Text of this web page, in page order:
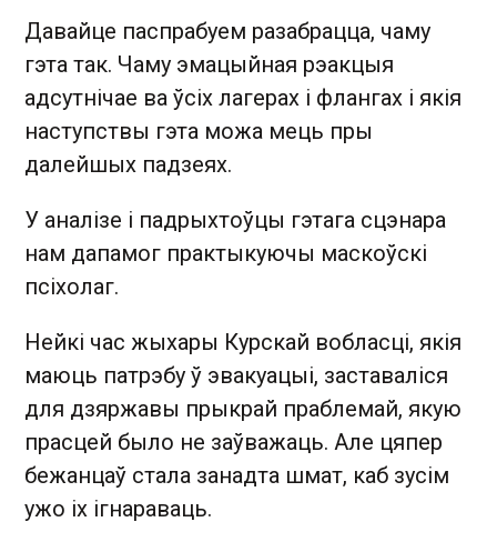
Давайце паспрабуем разабрацца, чаму
гэта так. Чаму эмацыйная рэакцыя
адсутнічае ва ўсіх лагерах і флангах і якія
наступствы гэта можа мець пры
далейшых падзеях.
У аналізе і падрыхтоўцы гэтага сцэнара
нам дапамог практыкуючы маскоўскі
псіхолаг.
Нейкі час жыхары Курскай вобласці, якія
маюць патрэбу ў эвакуацыі, заставаліся
для дзяржавы прыкрай праблемай, якую
прасцей было не заўважаць. Але цяпер
бежанцаў стала занадта шмат, каб зусім
ужо іх ігнараваць.